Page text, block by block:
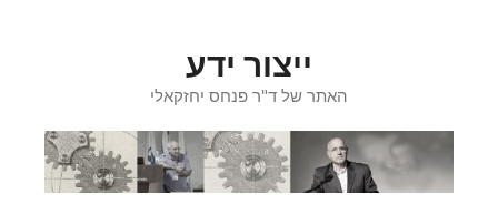
ייצור ידע
האתר של ד"ר פנחס יחזקאלי